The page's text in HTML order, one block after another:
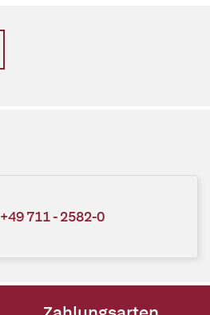
+49 711 - 2582-0